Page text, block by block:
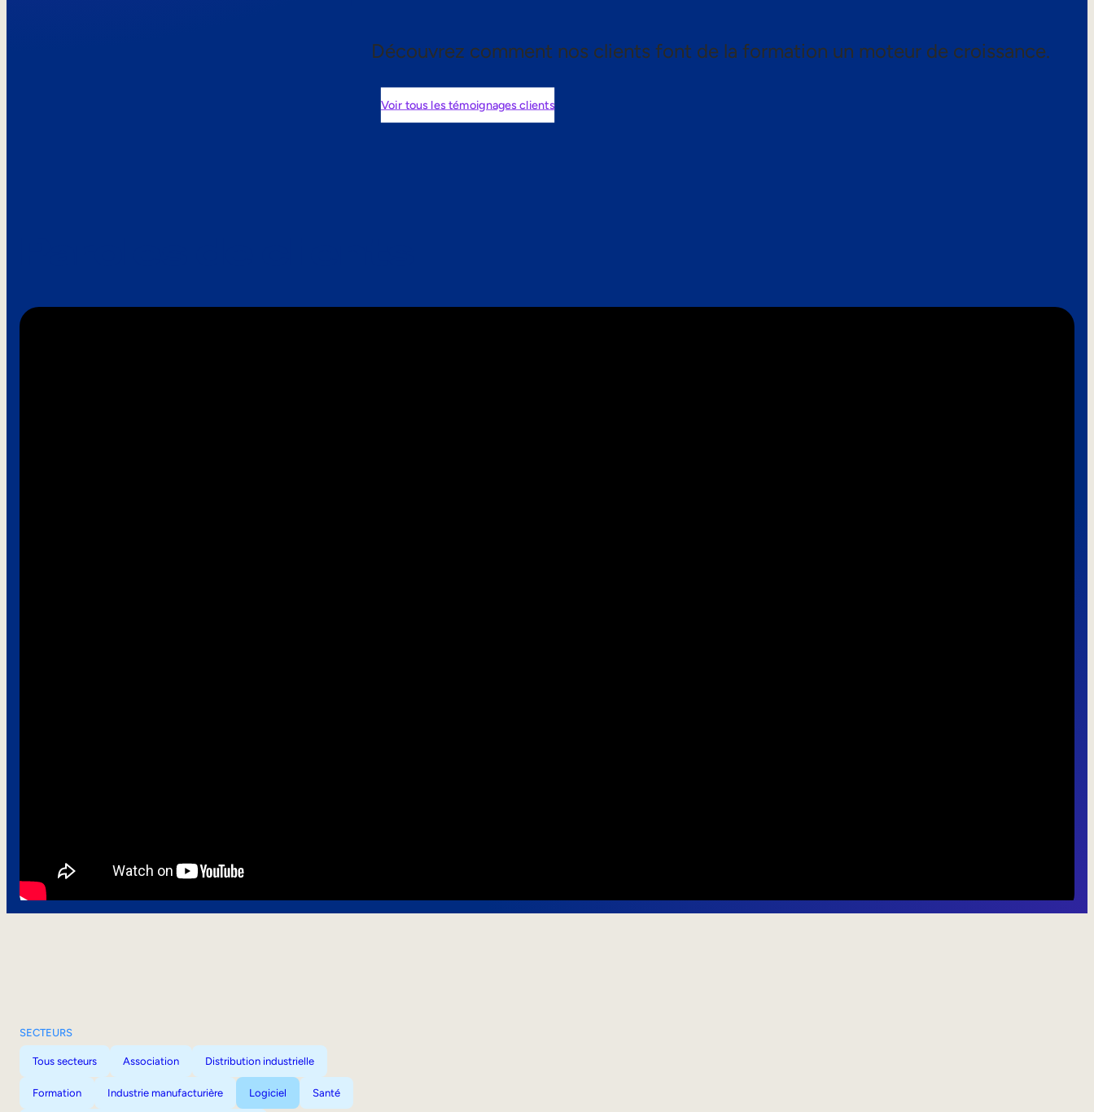
Découvrez comment nos clients font de la formation un moteur de croissance.
Voir tous les témoignages clients
SECTEURS
Tous secteurs Association Distribution industrielle
Formation Industrie manufacturière Logiciel Santé